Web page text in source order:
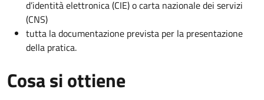
d’identità elettronica (CIE) o carta nazionale dei servizi
(CNS)
tutta la documentazione prevista per la presentazione
della pratica.
Cosa si ottiene